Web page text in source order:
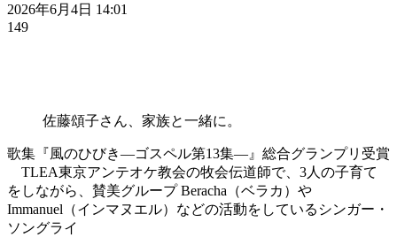
2026年6月4日 14:01
149
佐藤頌子さん、家族と一緒に。
歌集『風のひびき―ゴスペル第13集―』総合グランプリ受賞
TLEA東京アンテオケ教会の牧会伝道師で、3人の子育て
をしながら、賛美グループ Beracha（ベラカ）や
Immanuel（インマヌエル）などの活動をしているシンガー・
ソングライ